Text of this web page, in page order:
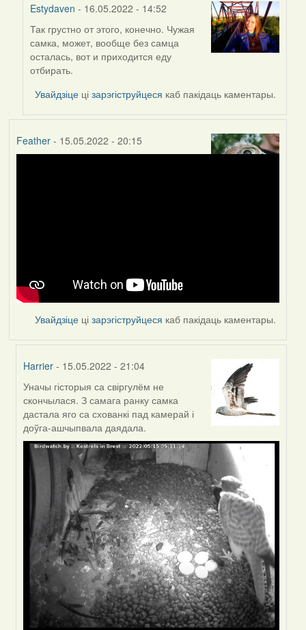
Estydaven - 16.05.2022 - 14:52
In
reply
to
by
Lighty
Так грустно от этого, конечно. Чужая
самка, может, вообще без самца
осталась, вот и приходится еду
отбирать.
Увайдзіце цізарэгіструйцеся каб пакідаць каментары.
Feather- 15.05.2022 - 20:15
Увайдзіце цізарэгіструйцеся каб пакідаць каментары.
Harrier - 15.05.2022 - 21:04
In
reply
to
by
Feather
Уначы гісторыя са свіргулём не
скончылася. З самага ранку самка
дастала яго са схованкі пад камерай і
доўга-ашчыпвала даядала.